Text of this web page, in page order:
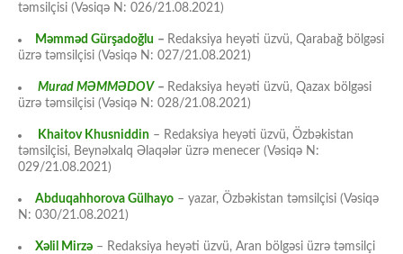
təmsilçisi (Vəsiqə N: 026/21.08.2021)
Məmməd Gürşadoğlu – Redaksiya heyəti üzvü, Qarabağ bölgəsi
üzrə təmsilçisi (Vəsiqə N: 027/21.08.2021)
Murad MƏMMƏDOV – Redaksiya heyəti üzvü, Qazax bölgəsi
üzrə təmsilçisi (Vəsiqə N: 028/21.08.2021)
Khaitov Khusniddin – Redaksiya heyəti üzvü, Özbəkistan
təmsilçisi, Beynəlxalq Əlaqələr üzrə menecer (Vəsiqə N:
029/21.08.2021)
Abduqahhorova Gülhayo – yazar, Özbəkistan təmsilçisi (Vəsiqə
N: 030/21.08.2021)
Xəlil Mirzə – Redaksiya heyəti üzvü, Aran bölgəsi üzrə təmsilçi